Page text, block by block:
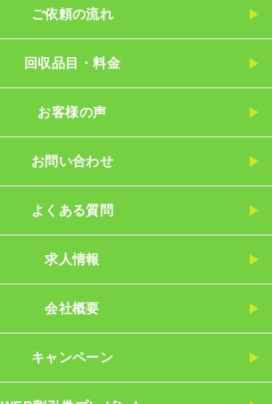
ご依頼の流れ
回収品目・料金
お客様の声
お問い合わせ
よくある質問
求人情報
会社概要
キャンペーン